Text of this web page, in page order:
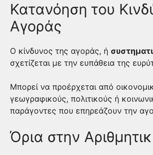
Κατανόηση του
Αγοράς
Ο κίνδυνος της αγοράς, ή
σχετίζεται με την ευπάθεια της
Μπορεί να προέρχεται από
γεωγραφικούς, πολιτικούς ή
παράγοντες που επηρεάζουν την
Όρια στην